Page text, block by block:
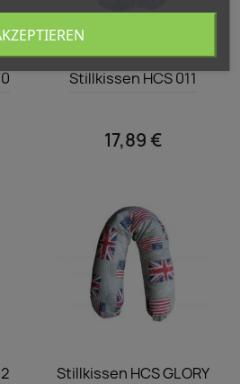
Vorschau
Stillkissen HCS 011
17,89 €

Stillkissen HCS GLORY